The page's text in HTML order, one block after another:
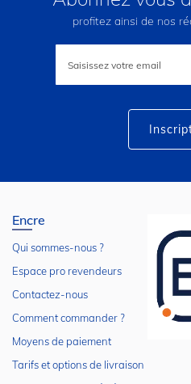
profitez ainsi de nos
lettre
Encre
Qui sommes-nous ?
Espace pro revendeurs
Contactez-nous
Comment commander ?
Moyens de paiement
Tarifs et options de livraison